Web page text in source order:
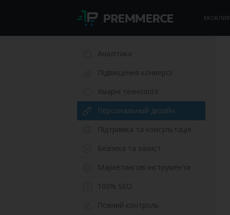
Аналітика
Підвищення конверсії
Хмарні технології
Персональный дизайн
Підтримка та консультація
Безпека та захист
Маркетингові інструменти
100% SEO
Повний контроль